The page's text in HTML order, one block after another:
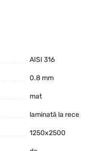
AISI 316
0.8 mm
mat
laminată la rece
1250х2500